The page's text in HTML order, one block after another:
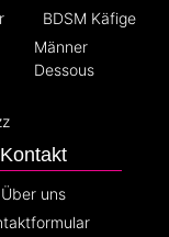
BDSM Käfige
Männer
Dessous
Kontakt
Über uns